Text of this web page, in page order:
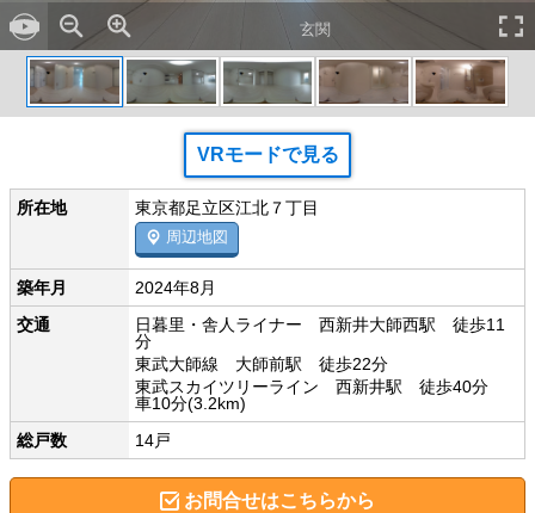
玄関
VRモードで見る
所在地 東京都足立区江北７丁目
周辺地図
築年月
2024年8月
交通
日暮里・舎人ライナー 西新井大師西駅 徒歩11
分
東武大師線 大師前駅 徒歩22分
東武スカイツリーライン 西新井駅 徒歩40分
車10分(3.2km)
総戸数
14戸
お問合せはこちらから